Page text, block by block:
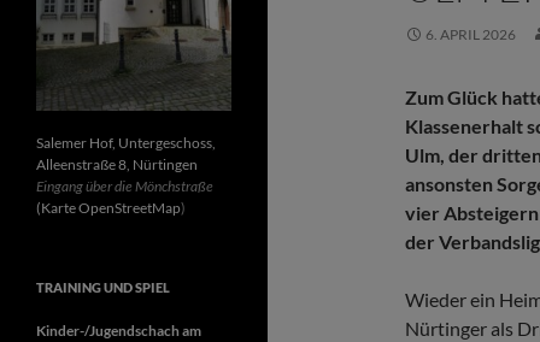
6. APRIL 2026
Zum Glück
Klassenerhalt
Ulm, der
ansonsten
vier Absteigern
der
Wieder ein
Nürtinger als
Salemer Hof, Untergeschoss,
Alleenstraße 8, Nürtingen
Eingang über die Mönchstraße
(Karte OpenStreetMap)
TRAINING UND SPIEL
Kinder-/Jugendschach am